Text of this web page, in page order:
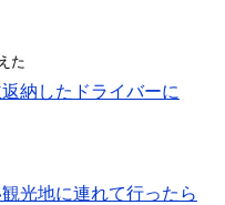
た
納したドライバーに
光地に連れて行ったら